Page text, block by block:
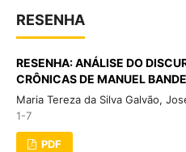
RESENHA
RESENHA: ANÁLISE DO
CRÔNICAS DE MANUEL
Maria Tereza da Silva Galvão,
1-7
PDF